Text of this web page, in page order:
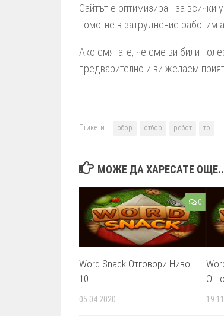
Сайтът е оптимизиран за всички
помогне в затруднение работим
Ако смятате, че сме ви били
предварително и ви желаем
Етикети: обор отбор робот то
МОЖЕ ДА ХАРЕСАТЕ
0
Word Snack Отговори Ниво
10
05.04.2020